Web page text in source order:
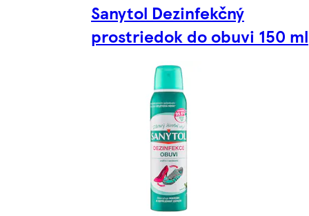
Sanytol Dezinfekčný
prostriedok do obuvi 150 ml